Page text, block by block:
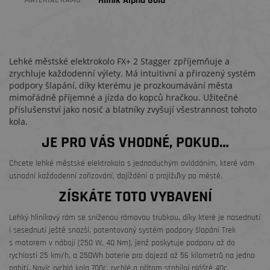
Lehké městské elektrokolo FX+ 2 Stagger zpříjemňuje a
zrychluje každodenní výlety. Má intuitivní a přirozený systém
podpory šlapání, díky kterému je prozkoumávání města
mimořádně příjemné a jízda do kopců hračkou. Užitečné
příslušenství jako nosič a blatníky zvyšují všestrannost tohoto
kola.
JE PRO VÁS VHODNÉ, POKUD…
Chcete lehké městské elektrokolo s jednoduchým ovládáním, které vám
usnadní každodenní zařizování, dojíždění a projížďky po městě.
ZÍSKÁTE TOTO VYBAVENÍ
Lehký hliníkový rám se sníženou rámovou trubkou, díky které je nasednutí
i sesednutí ještě snazší, patentovaný systém podpory šlapání Trek
s motorem v náboji (250 W, 40 Nm), jenž poskytuje podporu až do
rychlosti 25 km/h, a 250Wh baterie pro dojezd až 56 kilometrů na jedno